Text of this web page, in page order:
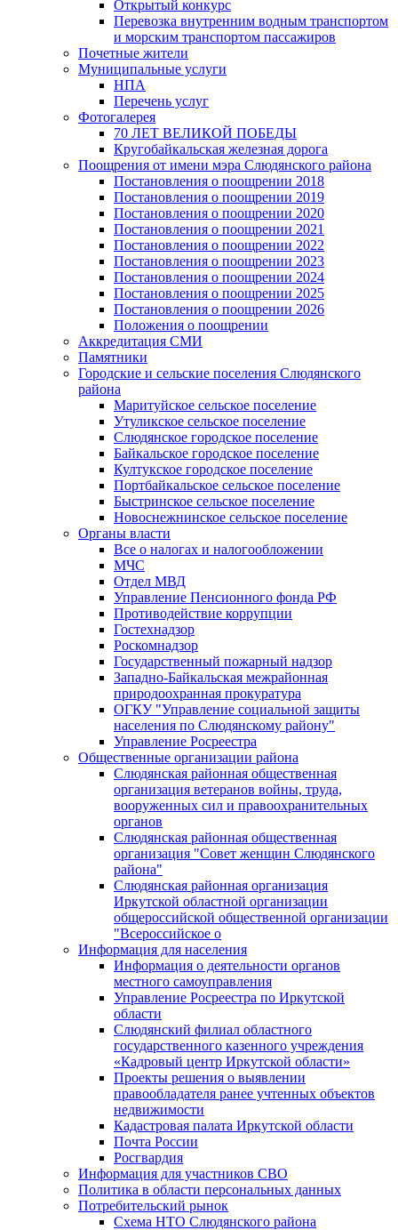
Открытый конкурс
Перевозка внутренним водным транспортом
и морским транспортом пассажиров
Почетные жители
Муниципальные услуги
НПА
Перечень услуг
Фотогалерея
70 ЛЕТ ВЕЛИКОЙ ПОБЕДЫ
Кругобайкальская железная дорога
Поощрения от имени мэра Слюдянского района
Постановления о поощрении 2018
Постановления о поощрении 2019
Постановления о поощрении 2020
Постановления о поощрении 2021
Постановления о поощрении 2022
Постановления о поощрении 2023
Постановления о поощрении 2024
Постановления о поощрении 2025
Постановления о поощрении 2026
Положения о поощрении
Аккредитация СМИ
Памятники
Городские и сельские поселения Слюдянского
района
Маритуйское сельское поселение
Утуликское сельское поселение
Слюдянское городское поселение
Байкальское городское поселение
Култукское городское поселение
Портбайкальское сельское поселение
Быстринское сельское поселение
Новоснежнинское сельское поселение
Органы власти
Все о налогах и налогообложении
МЧС
Отдел МВД
Управление Пенсионного фонда РФ
Противодействие коррупции
Гостехнадзор
Роскомнадзор
Государственный пожарный надзор
Западно-Байкальская межрайонная
природоохранная прокуратура
ОГКУ "Управление социальной защиты
населения по Слюдянскому району"
Управление Росреестра
Общественные организации района
Слюдянская районная общественная
организация ветеранов войны, труда,
вооруженных сил и правоохранительных
органов
Слюдянская районная общественная
организация "Совет женщин Слюдянского
района"
Слюдянская районная организация
Иркутской областной организации
общероссийской общественной организации
"Всероссийское о
Информация для населения
Информация о деятельности органов
местного самоуправления
Управление Росреестра по Иркутской
области
Слюдянский филиал областного
государственного казенного учреждения
«Кадровый центр Иркутской области»
Проекты решения о выявлении
правообладателя ранее учтенных объектов
недвижимости
Кадастровая палата Иркутской области
Почта России
Росгвардия
Информация для участников СВО
Политика в области персональных данных
Потребительский рынок
Схема НТО Слюдянского района